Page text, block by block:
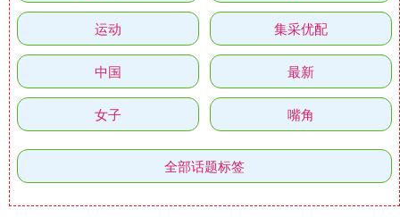
运动 集采优配
中国 最新
女子 嘴角
全部话题标签